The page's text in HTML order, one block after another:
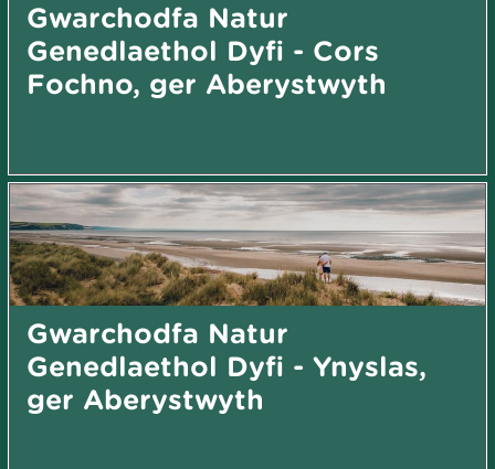
Gwarchodfa Natur
Genedlaethol Dyfi - Cors
Fochno, ger Aberystwyth
Gwarchodfa Natur
Genedlaethol Dyfi - Ynyslas,
ger Aberystwyth